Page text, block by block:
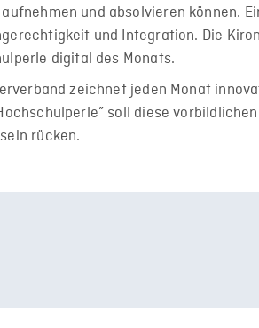
und absolvieren können.
und Integration. Die
digital des Monats.
zeichnet jeden Monat
soll diese
rücken.